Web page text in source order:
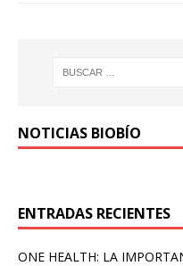
NOTICIAS BIOBÍO
ENTRADAS RECIENTES
ONE HEALTH: LA